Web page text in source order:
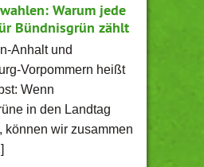
Warum jede
Bündnisgrün zählt
Anhalt und
Vorpommern heißt
Wenn
in den Landtag
können wir zusammen